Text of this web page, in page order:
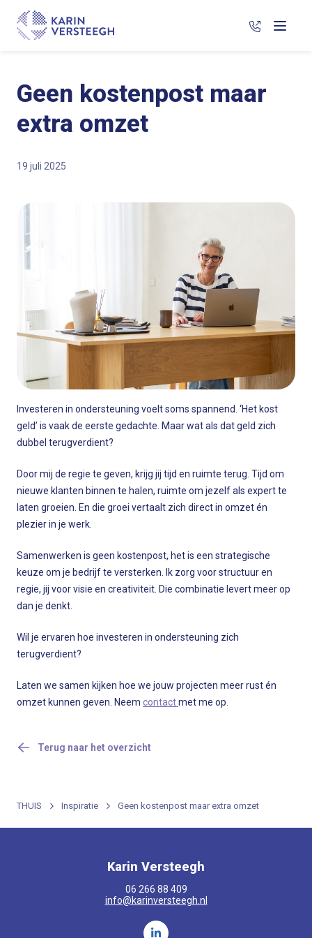
Menu
06 266 88
Geen kostenpost maar
extra omzet
19 juli 2025
Investeren in ondersteuning voelt soms spannend. ‘Het kost
geld’ is vaak de eerste gedachte. Maar wat als dat geld zich
dubbel terugverdient?
Door mij de regie te geven, krijg jij tijd en ruimte terug. Tijd om
nieuwe klanten binnen te halen, ruimte om jezelf als expert te
laten groeien. En die groei vertaalt zich direct in omzet én
plezier in je werk.
Samenwerken is geen kostenpost, het is een strategische
keuze om je bedrijf te versterken. Ik zorg voor structuur en
regie, jij voor visie en creativiteit. Die combinatie levert meer op
dan je denkt.
Wil je ervaren hoe investeren in ondersteuning zich
terugverdient?
Laten we samen kijken hoe we jouw projecten meer rust én
omzet kunnen geven. Neem contactmet me op.
Terug naar het overzicht
THUIS Inspiratie Geen kostenpost maar extra omzet
Karin Versteegh
06 266 88 409
info@karinversteegh.nl
Volg ons op LinkedIn Karin